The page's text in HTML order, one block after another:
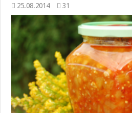
25.08.2014 31